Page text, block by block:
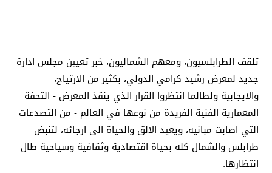
تلقف الطرابلسيون، ومعهم الشماليون، خبر تعيين مجلس ادارة
جديد لمعرض رشيد كرامي الدولي، بكثير من الارتياح،
والايجابية ولطالما انتظروا القرار الذي ينقذ المعرض - التحفة
المعمارية الفنية الفريدة من نوعها في العالم - من التصدعات
التي اصابت مبانيه، ويعيد الالق والحياة الى ارجائه، لتنبض
طرابلس والشمال كله بحياة اقتصادية وثقافية وسياحية طال
انتظارها.